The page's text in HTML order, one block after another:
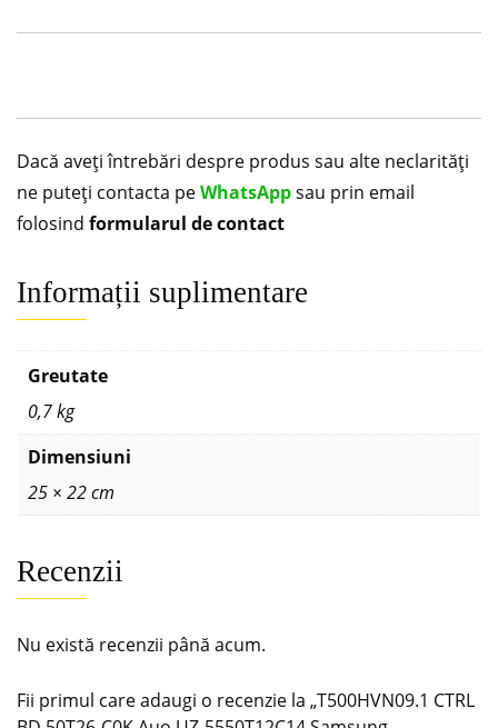
Dacă aveți întrebări despre produs sau alte neclarități
ne puteți contacta peWhatsAppsau prin email
folosind formularul de contact
Informații suplimentare
Greutate
0,7 kg
Dimensiuni
25 × 22 cm
Recenzii
Nu există recenzii până acum.
Fii primul care adaugi o recenzie la „T500HVN09.1 CTRL